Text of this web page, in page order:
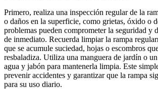
Primero, realiza una inspección regular de la
o daños en la superficie, como grietas, óxido o
problemas pueden comprometer la seguridad y
de inmediato. Recuerda limpiar la rampa
que se acumule suciedad, hojas o escombros
resbaladiza. Utiliza una manguera de jardín o
agua y jabón para mantenerla limpia. Este
prevenir accidentes y garantizar que la rampa
para su uso diario.